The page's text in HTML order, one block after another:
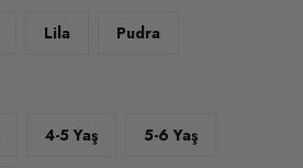
Lila Pudra
4-5 Yaş 5-6 Yaş